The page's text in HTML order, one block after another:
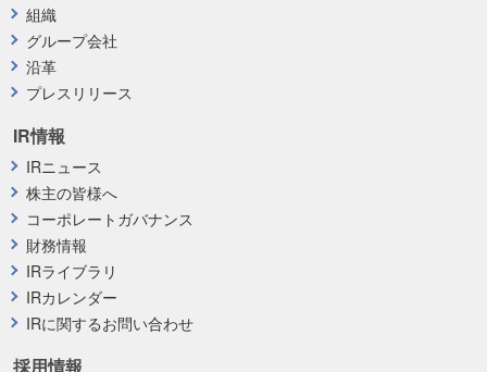
採用情報
組織
グループ会社
沿革
プレスリリース
IR情報
IRニュース
株主の皆様へ
コーポレートガバナンス
財務情報
IRライブラリ
IRカレンダー
IRに関するお問い合わせ